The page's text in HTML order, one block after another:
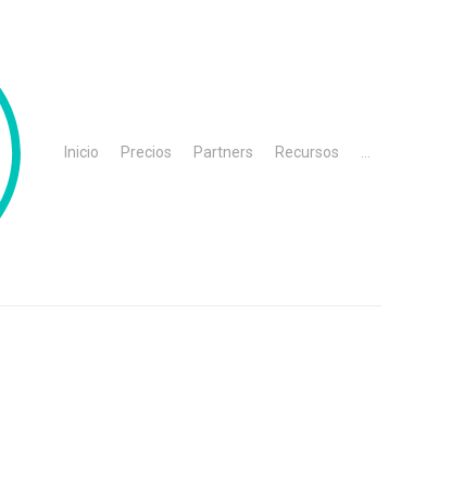
Inicio Precios Partners Recursos